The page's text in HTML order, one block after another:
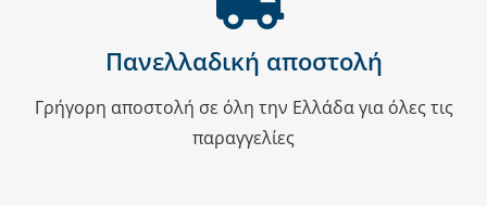
Πανελλαδική αποστολή
Γρήγορη αποστολή σε όλη την Ελλάδα για όλες τις
παραγγελίες